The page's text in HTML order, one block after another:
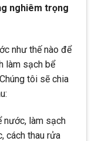
nghiêm trọng
như thế nào để
làm sạch bể
tôi sẽ chia
nước, làm sạch
cách thau rửa